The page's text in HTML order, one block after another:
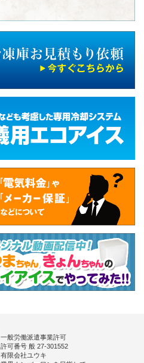
一般労働派遣事業許可
許可番号 般 27-301552
有限会社ユウキ